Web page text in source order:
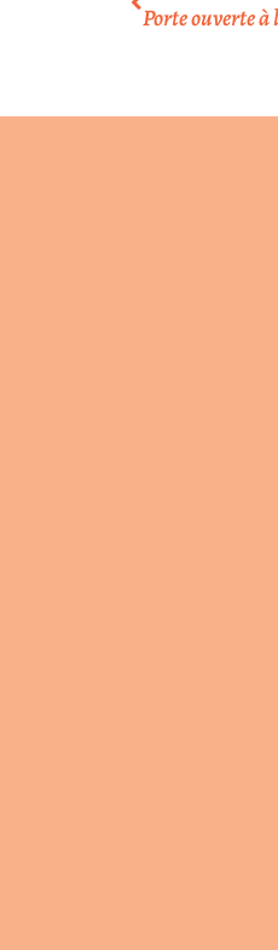
Porte ouverte à